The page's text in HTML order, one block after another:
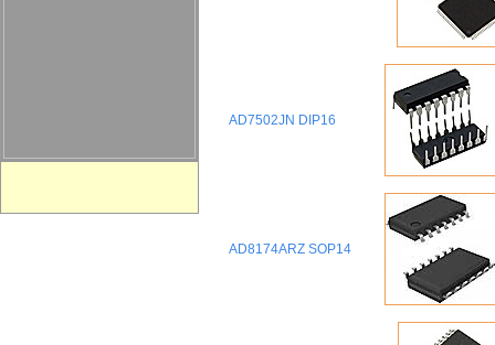
AD7502JN DIP16
AD8174ARZ SOP14